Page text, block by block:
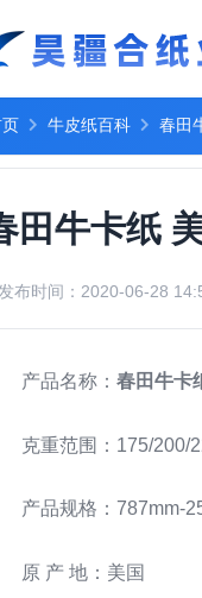
牛皮纸百科 春田
田牛卡纸
发布时间：2020-06-28
品名称： 春田牛卡
重范围：175/200/
品规格：787mm-
产 地：美国